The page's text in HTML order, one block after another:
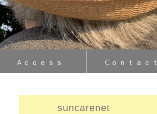
Aｃｃｅｓｓ Cｏｎｔａｃｔ
suncarenet